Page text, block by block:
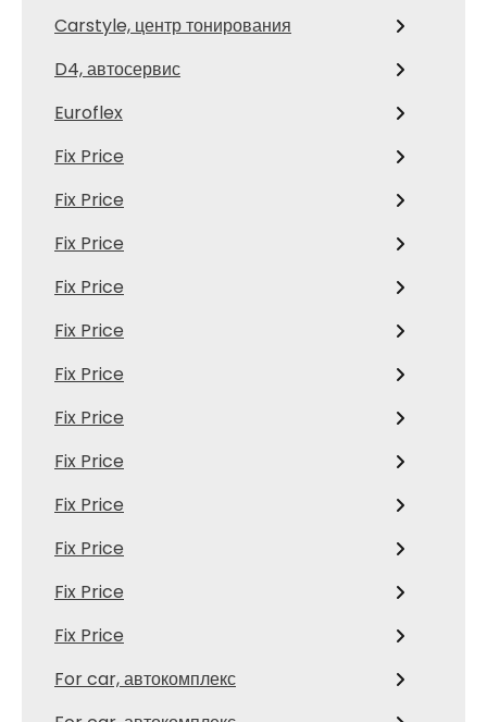
Carstyle, центр тонирования
D4, автосервис
Euroflex
Fix Price
Fix Price
Fix Price
Fix Price
Fix Price
Fix Price
Fix Price
Fix Price
Fix Price
Fix Price
Fix Price
Fix Price
For car, автокомплекс